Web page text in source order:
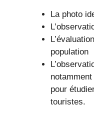
La photo
population
pour
touristes.